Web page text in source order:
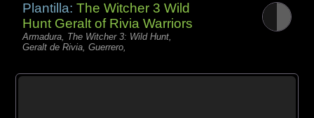
Plantilla:The Witcher 3 Wild
Hunt Geralt of Rivia Warriors
Armadura, The Witcher 3: Wild Hunt,
Geralt de Rivia, Guerrero,